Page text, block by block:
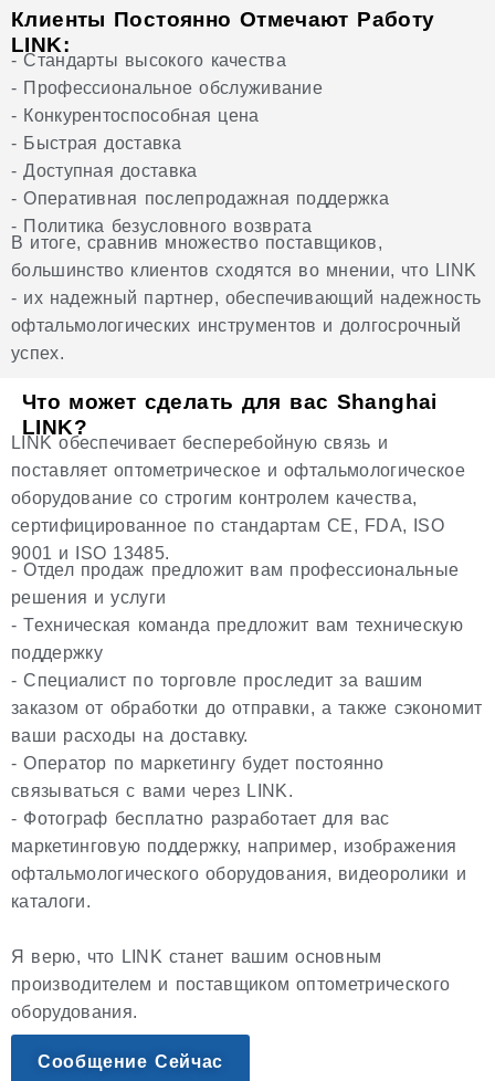
Клиенты Постоянно Отмечают Работу
LINK:
- Стандарты высокого качества
- Профессиональное обслуживание
- Конкурентоспособная цена
- Быстрая доставка
- Доступная доставка
- Оперативная послепродажная поддержка
- Политика безусловного возврата
В итоге, сравнив множество поставщиков,
большинство клиентов сходятся во мнении, что LINK
- их надежный партнер, обеспечивающий надежность
офтальмологических инструментов и долгосрочный
успех.
Что может сделать для вас Shanghai
LINK?
LINK обеспечивает бесперебойную связь и
поставляет оптометрическое и офтальмологическое
оборудование со строгим контролем качества,
сертифицированное по стандартам CE, FDA, ISO
9001 и ISO 13485.
- Отдел продаж предложит вам профессиональные
решения и услуги
- Техническая команда предложит вам техническую
поддержку
- Специалист по торговле проследит за вашим
заказом от обработки до отправки, а также сэкономит
ваши расходы на доставку.
- Оператор по маркетингу будет постоянно
связываться с вами через LINK.
- Фотограф бесплатно разработает для вас
маркетинговую поддержку, например, изображения
офтальмологического оборудования, видеоролики и
каталоги.
Я верю, что LINK станет вашим основным
производителем и поставщиком оптометрического
оборудования.
Сообщение Сейчас